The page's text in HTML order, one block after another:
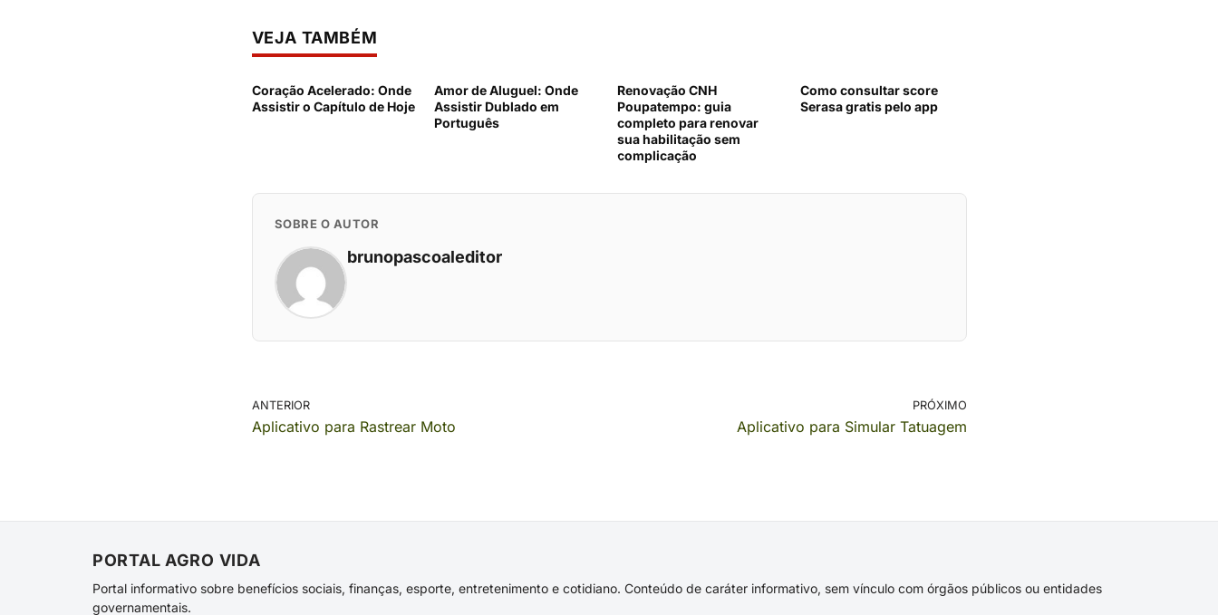
VEJA TAMBÉM
Coração Acelerado: Onde
Assistir o Capítulo de Hoje
Amor de Aluguel: Onde
Assistir Dublado em
Português
Renovação CNH
Poupatempo: guia
completo para renovar
sua habilitação sem
complicação
Como consultar score
Serasa gratis pelo app
SOBRE O AUTOR
brunopascoaleditor
ANTERIOR
Aplicativo para Rastrear Moto
PRÓXIMO
Aplicativo para Simular Tatuagem
PORTAL AGRO VIDA
Portal informativo sobre benefícios sociais, finanças, esporte, entretenimento e cotidiano. Conteúdo de caráter informativo, sem vínculo com órgãos públicos ou entidades
governamentais.